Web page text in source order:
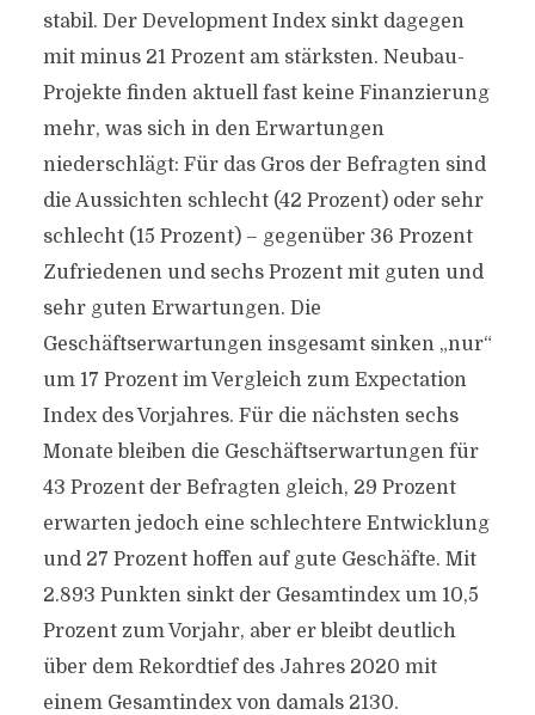
stabil. Der Development Index sinkt dagegen
mit minus 21 Prozent am stärksten. Neubau-
Projekte finden aktuell fast keine Finanzierung
mehr, was sich in den Erwartungen
niederschlägt: Für das Gros der Befragten sind
die Aussichten schlecht (42 Prozent) oder sehr
schlecht (15 Prozent) – gegenüber 36 Prozent
Zufriedenen und sechs Prozent mit guten und
sehr guten Erwartungen. Die
Geschäftserwartungen insgesamt sinken „nur“
um 17 Prozent im Vergleich zum Expectation
Index des Vorjahres. Für die nächsten sechs
Monate bleiben die Geschäftserwartungen für
43 Prozent der Befragten gleich, 29 Prozent
erwarten jedoch eine schlechtere Entwicklung
und 27 Prozent hoffen auf gute Geschäfte. Mit
2.893 Punkten sinkt der Gesamtindex um 10,5
Prozent zum Vorjahr, aber er bleibt deutlich
über dem Rekordtief des Jahres 2020 mit
einem Gesamtindex von damals 2130.